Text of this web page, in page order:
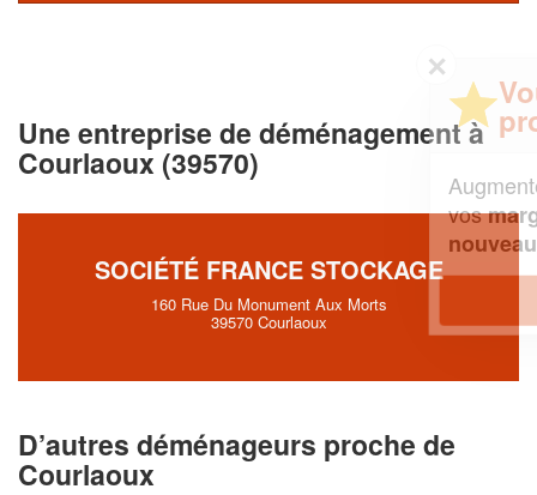
Une entreprise de déménagement à
Courlaoux (39570)
SOCIÉTÉ FRANCE STOCKAGE
160 Rue Du Monument Aux Morts
39570 Courlaoux
D’autres déménageurs proche de
Courlaoux
professionnel ?
Augmentez votre chiffre d'affaireset
vosmargestout en gagnant de
En savoir plus